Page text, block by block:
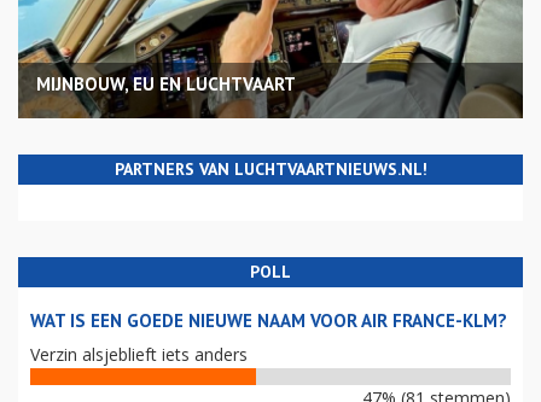
MIJNBOUW, EU EN LUCHTVAART
PARTNERS VAN LUCHTVAARTNIEUWS.NL!
POLL
WAT IS EEN GOEDE NIEUWE NAAM VOOR AIR FRANCE-KLM?
Verzin alsjeblieft iets anders
47% (81 stemmen)